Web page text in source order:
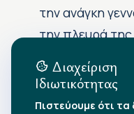
την ανάγκη
την πλευρά της
Αρχείο
Διαχείριση
Ιδιωτικότητας
Πιστεύουμε ότι τα